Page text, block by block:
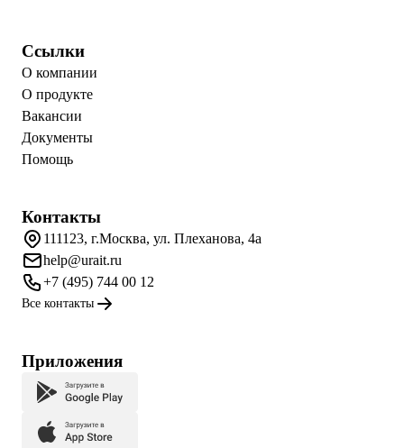
Ссылки
О компании
О продукте
Вакансии
Документы
Помощь
Контакты
111123, г.Москва, ул. Плеханова, 4а
help@urait.ru
+7 (495) 744 00 12
Все контакты
Приложения